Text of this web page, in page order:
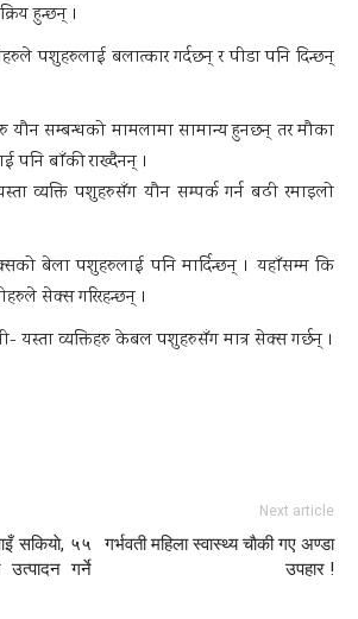
हुन्छन् ।
पशुहरुलाई बलात्कार गर्दछन् र पीडा पनि दिन्छन्
यौन सम्बन्धको मामलामा सामान्य हुनछन् तर मौका
पनि बाँकी राख्दैनन् ।
व्यक्ति पशुहरुसँग यौन सम्पर्क गर्न बढी रमाइलो
बेला पशुहरुलाई पनि मार्दिन्छन् । यहाँसम्म कि
सेक्स गरिरहन्छन् ।
यस्ता व्यक्तिहरु केबल पशुहरुसँग मात्र सेक्स गर्छन् ।
सकियाे, ५५
गर्ने
Next article
गर्भवती महिला स्वास्थ्य चाैकी गए अण्डा
उपहार !